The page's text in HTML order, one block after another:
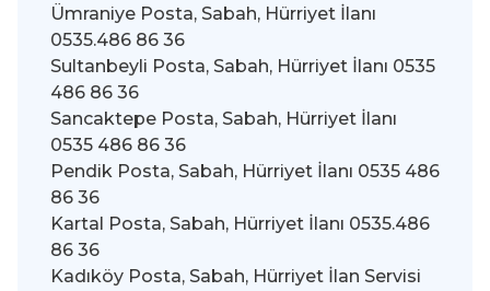
Ümraniye Posta, Sabah, Hürriyet İlanı
0535.486 86 36
Sultanbeyli Posta, Sabah, Hürriyet İlanı 0535
486 86 36
Sancaktepe Posta, Sabah, Hürriyet İlanı
0535 486 86 36
Pendik Posta, Sabah, Hürriyet İlanı 0535 486
86 36
Kartal Posta, Sabah, Hürriyet İlanı 0535.486
86 36
Kadıköy Posta, Sabah, Hürriyet İlan Servisi